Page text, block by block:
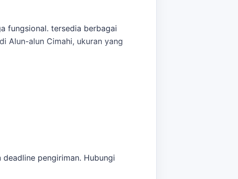
fungsional. tersedia berbagai
Alun-alun Cimahi, ukuran yang
pengiriman. Hubungi